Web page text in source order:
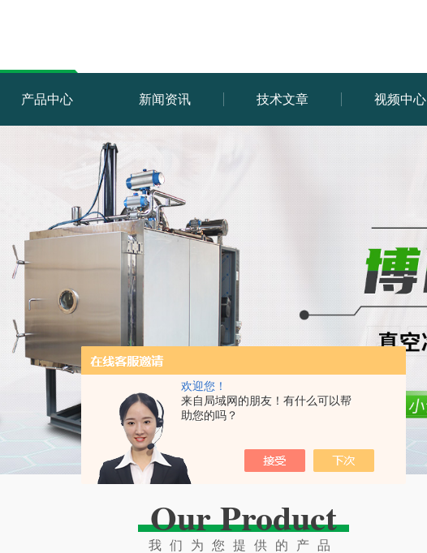
欢迎您！
来自局域网的朋友！有什么可以帮
助您的吗？
产品中心 新闻资讯 技术文章 视频中心
Our Product
我们为您提供的产品